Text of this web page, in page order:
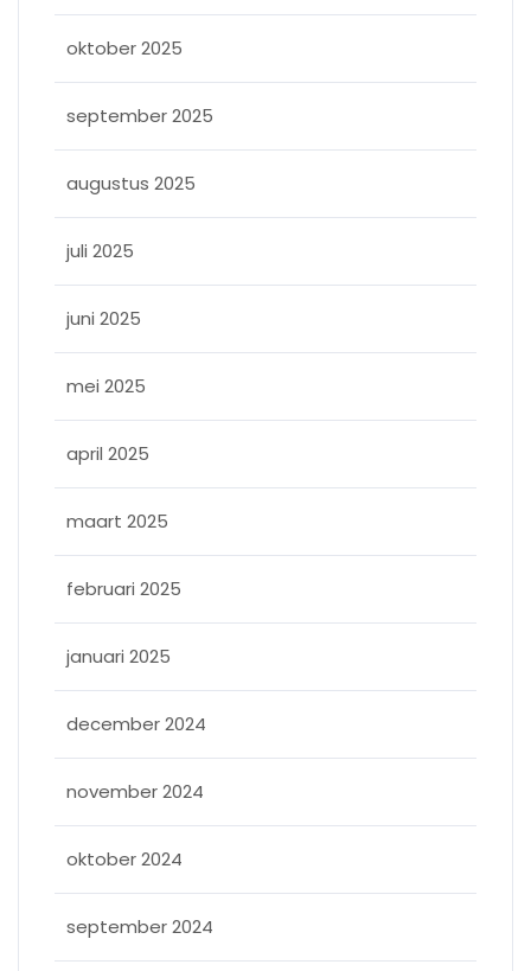
oktober 2025
september 2025
augustus 2025
juli 2025
juni 2025
mei 2025
april 2025
maart 2025
februari 2025
januari 2025
december 2024
november 2024
oktober 2024
september 2024